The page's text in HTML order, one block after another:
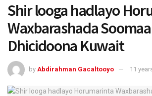
Shir looga hadlayo
Waxbarashada
Dhicidoona Kuwait
by Abdirahman Gacaltooyo 11